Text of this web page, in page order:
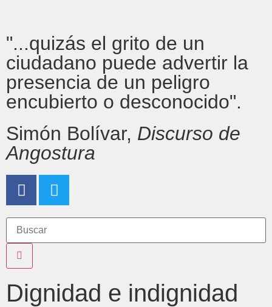
"...quizás el grito de un
ciudadano puede advertir la
presencia de un peligro
encubierto o desconocido".
Simón Bolívar, Discurso de
Angostura
Dignidad e indignidad